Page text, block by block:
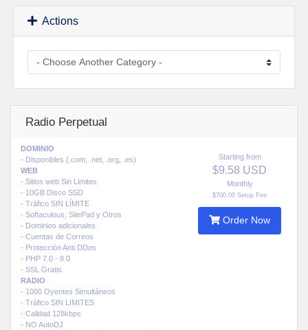
Actions
Radio Perpetual
DOMINIO
- Disponibles (.com, .net, .org, .es)
WEB
- Sitios web Sin Limites
- 10GB Disco SSD
- Tráfico SIN LÍMITE
- Softaculous, SitePad y Otros
- Dominios adicionales
- Cuentas de Correos
- Protección Anti DDos
- PHP 7.0 - 8.0
- SSL Gratis
RADIO
- 1000 Oyentes Simultáneos
- Tráfico SIN LIMITES
- Calidad 128kbps
- NO AutoDJ
Starting from
$9.58 USD
Monthly
$700.00 Setup Fee
Order Now